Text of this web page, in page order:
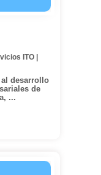
ITO
al desarrollo
de
...